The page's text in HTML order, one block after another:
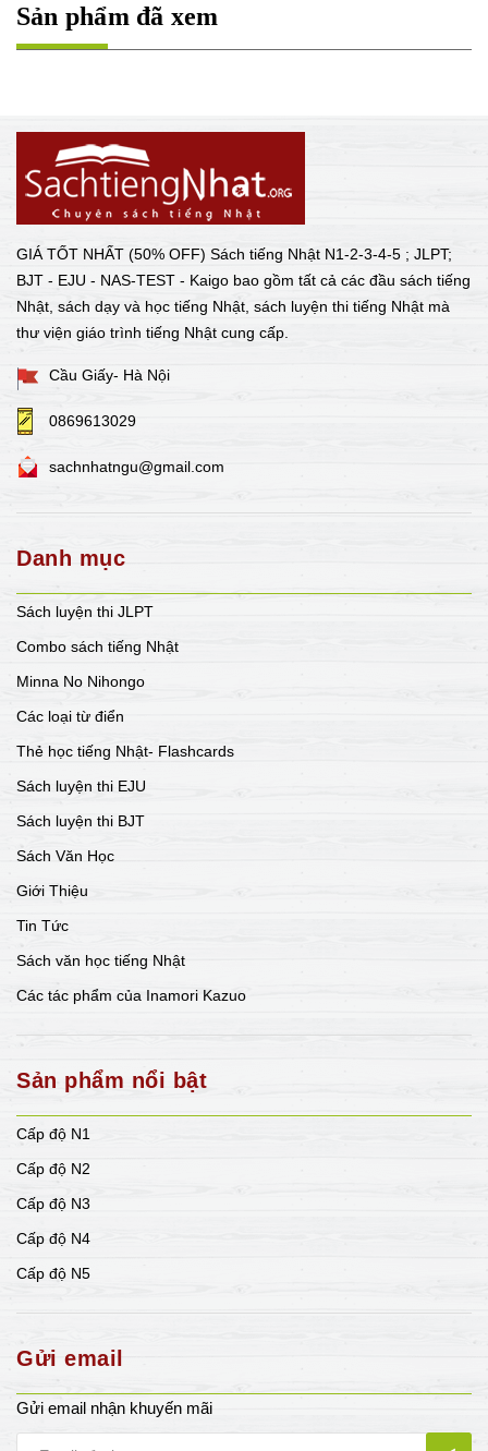
Sản phẩm đã xem
GIÁ TỐT NHẤT (50% OFF) Sách tiếng Nhật N1-2-3-4-5 ; JLPT;
BJT - EJU - NAS-TEST - Kaigo bao gồm tất cả các đầu sách tiếng
Nhật, sách dạy và học tiếng Nhật, sách luyện thi tiếng Nhật mà
thư viện giáo trình tiếng Nhật cung cấp.
Cầu Giấy- Hà Nội
0869613029
sachnhatngu@gmail.com
Danh mục
Sách luyện thi JLPT
Combo sách tiếng Nhật
Minna No Nihongo
Các loại từ điển
Thẻ học tiếng Nhật- Flashcards
Sách luyện thi EJU
Sách luyện thi BJT
Sách Văn Học
Giới Thiệu
Tin Tức
Sách văn học tiếng Nhật
Các tác phẩm của Inamori Kazuo
Sản phẩm nổi bật
Cấp độ N1
Cấp độ N2
Cấp độ N3
Cấp độ N4
Cấp độ N5
Gửi email
Gửi email nhận khuyến mãi